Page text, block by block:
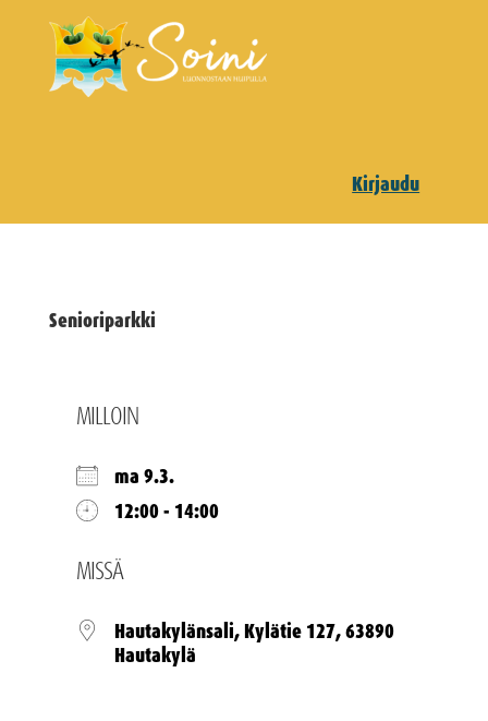
Kirjaudu
Senioriparkki
MILLOIN
ma 9.3.
12:00 - 14:00
MISSÄ
Hautakylänsali, Kylätie 127, 63890
Hautakylä